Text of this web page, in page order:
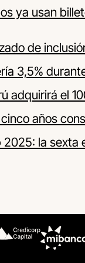
ya usan
de
3,5%
adquirirá el
años
la